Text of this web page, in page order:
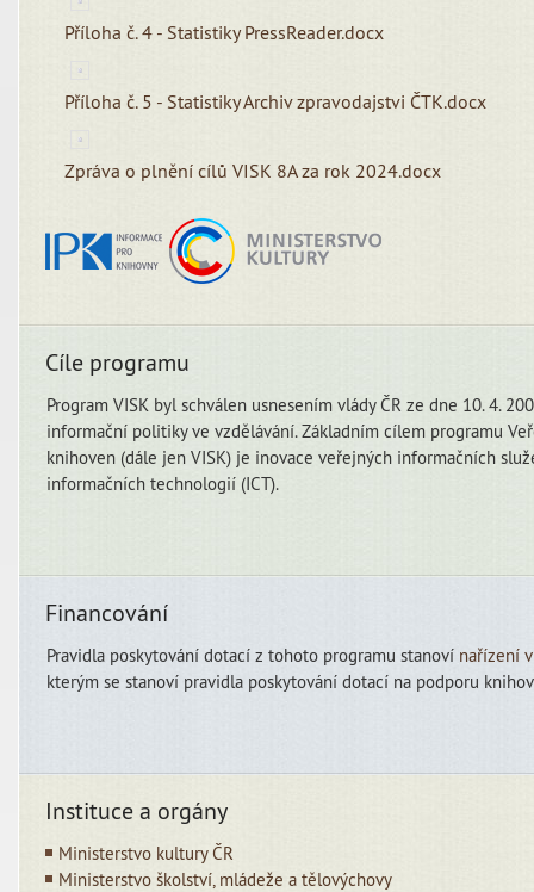
Příloha č. 4 - Statistiky PressReader.docx
Příloha č. 5 - Statistiky Archiv zpravodajstvi ČTK.docx
Zpráva o plnění cílů VISK 8A za rok 2024.docx
Cíle programu
Program VISK byl schválen usnesením vlády ČR ze dne 10. 4.
informační politiky ve vzdělávání. Základním cílem programu
knihoven (dále jen VISK) je inovace veřejných informačních
informačních technologií (ICT).
Financování
Pravidla poskytování dotací z tohoto programu stanoví nařízení
kterým se stanoví pravidla poskytování dotací na podporu
Instituce a orgány
Ministerstvo kultury ČR
Ministerstvo školství, mládeže a tělovýchovy